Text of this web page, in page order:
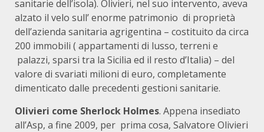
sanitarie dell’isola). Olivieri, nel suo intervento, aveva
alzato il velo sull’ enorme patrimonio di proprietà
dell’azienda sanitaria agrigentina – costituito da circa
200 immobili ( appartamenti di lusso, terreni e
palazzi, sparsi tra la Sicilia ed il resto d’Italia) – del
valore di svariati milioni di euro, completamente
dimenticato dalle precedenti gestioni sanitarie.
Olivieri come Sherlock Holmes. Appena insediato
all’Asp, a fine 2009, per prima cosa, Salvatore Olivieri